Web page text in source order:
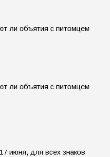
июня, для всех знаков